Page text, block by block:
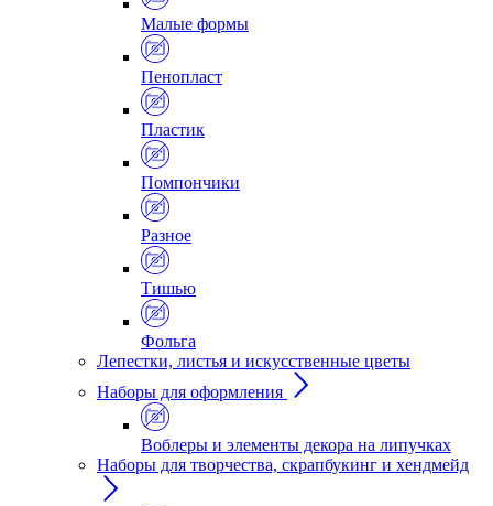
Малые формы
Пенопласт
Пластик
Помпончики
Разное
Тишью
Фольга
Лепестки, листья и искусственные цветы
Наборы для оформления
Воблеры и элементы декора на липучках
Наборы для творчества, скрапбукинг и хендмейд